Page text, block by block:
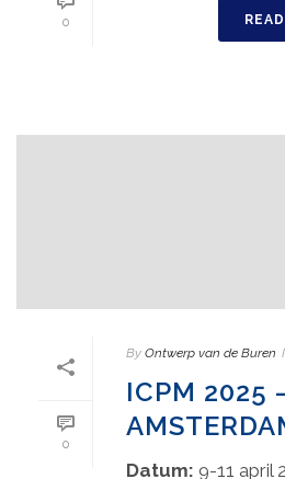
0
0
By Ontwerp van de Buren
ICPM 2025
Datum: 9-11 april